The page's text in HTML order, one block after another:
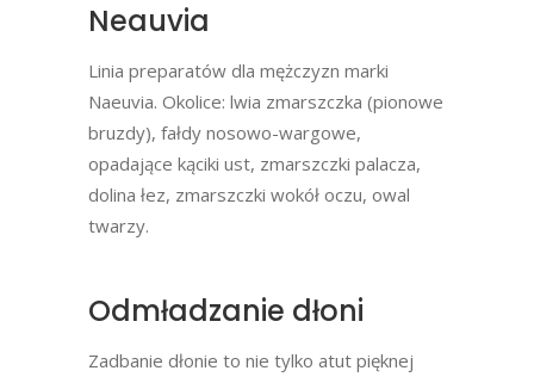
Neauvia
Linia preparatów dla mężczyzn marki
Naeuvia. Okolice: lwia zmarszczka (pionowe
bruzdy), fałdy nosowo-wargowe,
opadające kąciki ust, zmarszczki palacza,
dolina łez, zmarszczki wokół oczu, owal
twarzy.
Odmładzanie dłoni
Zadbanie dłonie to nie tylko atut pięknej